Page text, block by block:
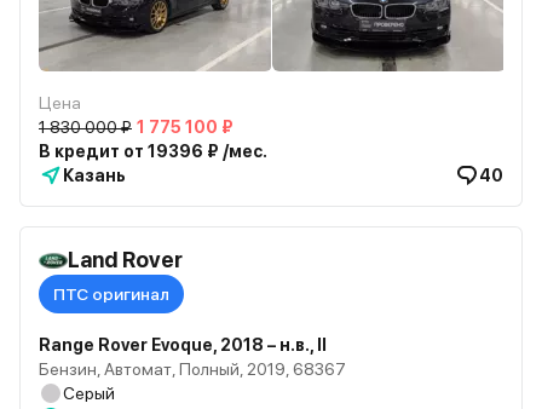
Цена
1 830 000 ₽ 1 775 100 ₽
В кредит от 19396 ₽ /мес.
Казань
40
Land Rover
ПТС оригинал
Range Rover Evoque, 2018 – н.в., II
Бензин, Автомат, Полный, 2019, 68367
Серый